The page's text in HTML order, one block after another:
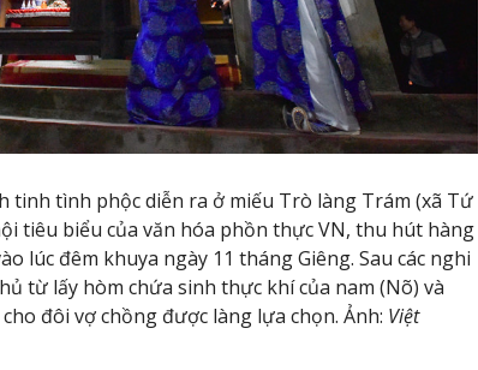
tinh tình phộc diễn ra ở miếu Trò làng Trám (xã Tứ
tiêu biểu của văn hóa phồn thực VN, thu hút hàng
lúc đêm khuya ngày 11 tháng Giêng. Sau các nghi
từ lấy hòm chứa sinh thực khí của nam (Nõ) và
đôi vợ chồng được làng lựa chọn. Ảnh: Việt